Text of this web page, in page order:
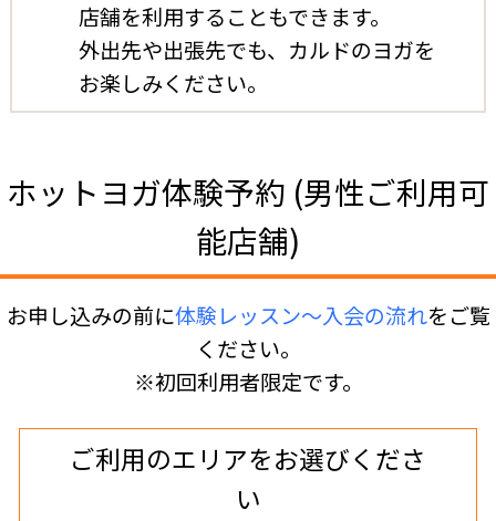
店舗を利用することもできます。
外出先や出張先でも、カルドのヨガを
お楽しみください。
ホットヨガ体験予約 (男性ご利用可
能店舗)
お申し込みの前に体験レッスン〜入会の流れをご覧
ください。
※初回利用者限定です。
ご利用のエリアをお選びくださ
い